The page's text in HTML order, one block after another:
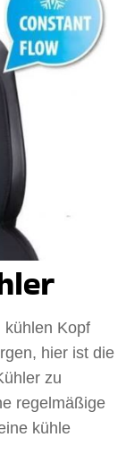
kühlen Kopf
hier ist die
zu
regelmäßige
kühle